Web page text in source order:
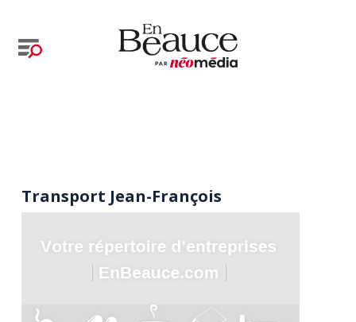
Transport Jean-François